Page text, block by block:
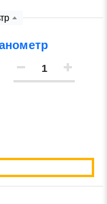
Вы даете
данных в
закона от 27
СМС